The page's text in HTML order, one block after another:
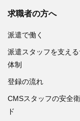
求職者の方へ
派遣で働く
派遣スタッフを支える
体制
登録の流れ
CMSスタッフの安全
ド